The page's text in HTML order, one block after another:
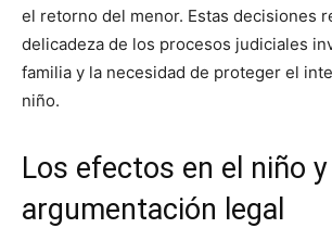
el retorno del menor. Estas decisiones
delicadeza de los procesos judiciales
familia y la necesidad de proteger el
niño.
Los efectos en el niño
argumentación legal